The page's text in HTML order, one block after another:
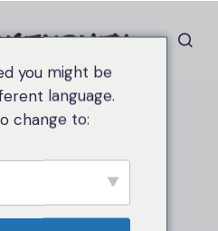
제휴하다
다
you might be
language.
change to: